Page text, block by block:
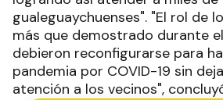
gualeguaychuenses". "El rol de
más que demostrado durante
debieron reconfigurarse para
pandemia por COVID-19 sin
atención a los vecinos",